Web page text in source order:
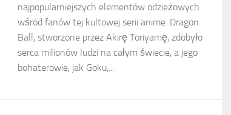
najpopularniejszych elementów odzieżowych
wśród fanów tej kultowej serii anime. Dragon
Ball, stworzone przez Akirę Toriyamę, zdobyło
serca milionów ludzi na całym świecie, a jego
bohaterowie, jak Goku,...